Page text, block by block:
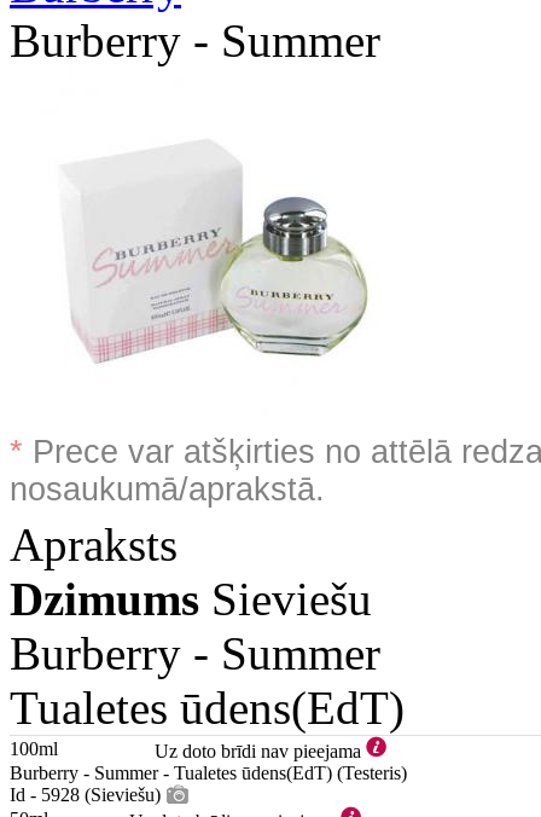
Burberry - Summer
* Prece var atšķirties no attēlā
nosaukumā/aprakstā.
Apraksts
Dzimums Sieviešu
Burberry - Summer
Tualetes ūdens(EdT)
100ml
Uz doto brīdi nav pieejama
Burberry - Summer - Tualetes ūdens(EdT) (Testeris)
Id - 5928 (Sieviešu)